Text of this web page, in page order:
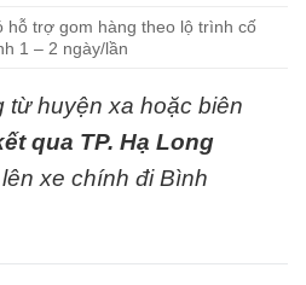
hỗ trợ gom hàng theo lộ trình cố
1 – 2 ngày/lần
từ huyện xa hoặc biên
qua TP. Hạ Long
xe chính đi Bình